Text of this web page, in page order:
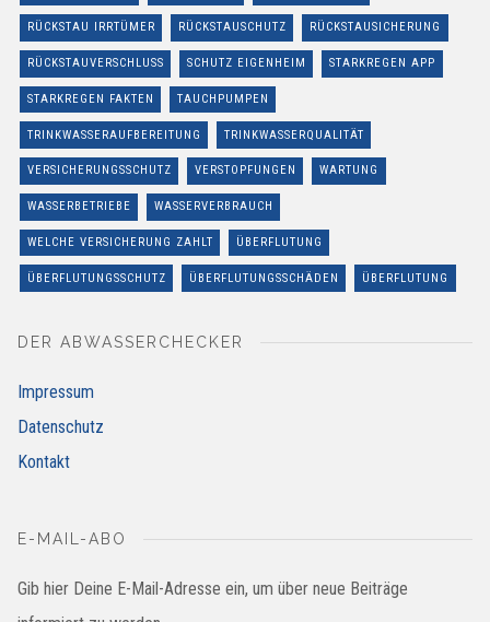
RÜCKSTAU IRRTÜMER RÜCKSTAUSCHUTZ RÜCKSTAUSICHERUNG
RÜCKSTAUVERSCHLUSS SCHUTZ EIGENHEIM STARKREGEN APP
STARKREGEN FAKTEN TAUCHPUMPEN
TRINKWASSERAUFBEREITUNG TRINKWASSERQUALITÄT
VERSICHERUNGSSCHUTZ VERSTOPFUNGEN WARTUNG
WASSERBETRIEBE WASSERVERBRAUCH
WELCHE VERSICHERUNG ZAHLT ÜBERFLUTUNG
ÜBERFLUTUNGSSCHUTZ ÜBERFLUTUNGSSCHÄDEN ÜBERFLUTUNG
DER ABWASSERCHECKER
Impressum
Datenschutz
Kontakt
E-MAIL-ABO
Gib hier Deine E-Mail-Adresse ein, um über neue Beiträge